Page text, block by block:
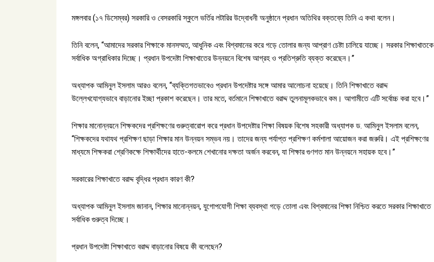
মঙ্গলবার (১৭ ডিসেম্বর) সরকারি ও বেসরকারি স্কুলে ভর্তির লটারির উদ্বোধনী অনুষ্ঠানে প্রধান অতিথির বক্তব্যে তিনি এ কথা বলেন।
তিনি বলেন, “আমাদের সরকার শিক্ষাকে মানসম্মত, আধুনিক এবং বিশ্বমানের করে গড়ে তোলার জন্য আপ্রাণ চেষ্টা চালিয়ে যাচ্ছে। সরকার শিক্ষাখাতকে
সর্বাধিক অগ্রাধিকার দিচ্ছে। প্রধান উপদেষ্টা শিক্ষাখাতের উন্নয়নে বিশেষ আগ্রহ ও প্রতিশ্রুতি ব্যক্ত করেছেন।”
অধ্যাপক আমিনুল ইসলাম আরও বলেন, “ব্যক্তিগতভাবেও প্রধান উপদেষ্টার সঙ্গে আমার আলোচনা হয়েছে। তিনি শিক্ষাখাতে বরাদ্দ
উল্লেখযোগ্যভাবে বাড়ানোর ইচ্ছা প্রকাশ করেছেন। তার মতে, বর্তমানে শিক্ষাখাতে বরাদ্দ তুলনামূলকভাবে কম। আগামীতে এটি সর্বোচ্চ করা হবে।”
শিক্ষার মানোন্নয়নে শিক্ষকদের প্রশিক্ষণের গুরুত্বারোপ করে প্রধান উপদেষ্টার শিক্ষা বিষয়ক বিশেষ সহকারী অধ্যাপক ড. আমিনুল ইসলাম বলেন,
“শিক্ষকদের যথাযথ প্রশিক্ষণ ছাড়া শিক্ষার মান উন্নয়ন সম্ভব নয়। তাদের জন্য পর্যাপ্ত প্রশিক্ষণ কর্মশালা আয়োজন করা জরুরি। এই প্রশিক্ষণের
মাধ্যমে শিক্ষকরা শ্রেণিকক্ষে শিক্ষার্থীদের হাতে-কলমে শেখানোর দক্ষতা অর্জন করবেন, যা শিক্ষার গুণগত মান উন্নয়নে সহায়ক হবে।”
সরকারের শিক্ষাখাতে বরাদ্দ বৃদ্ধির প্রধান কারণ কী?
অধ্যাপক আমিনুল ইসলাম জানান, শিক্ষার মানোন্নয়ন, যুগোপযোগী শিক্ষা ব্যবস্থা গড়ে তোলা এবং বিশ্বমানের শিক্ষা নিশ্চিত করতে সরকার শিক্ষাখাতে
সর্বাধিক গুরুত্ব দিচ্ছে।
প্রধান উপদেষ্টা শিক্ষাখাতে বরাদ্দ বাড়ানোর বিষয়ে কী বলেছেন?